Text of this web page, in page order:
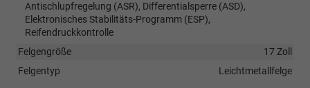
Antischlupfregelung (ASR), Differentialsperre (ASD),
Elektronisches Stabilitäts-Programm (ESP),
Reifendruckkontrolle
Felgengröße
17 Zoll
Felgentyp
Leichtmetallfelge